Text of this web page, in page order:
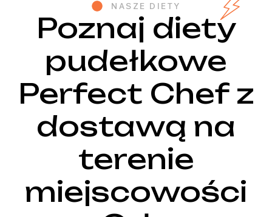
NASZE DIETY
Poznaj diety
pudełkowe
Perfect Chef z
dostawą na
terenie
miejscowości